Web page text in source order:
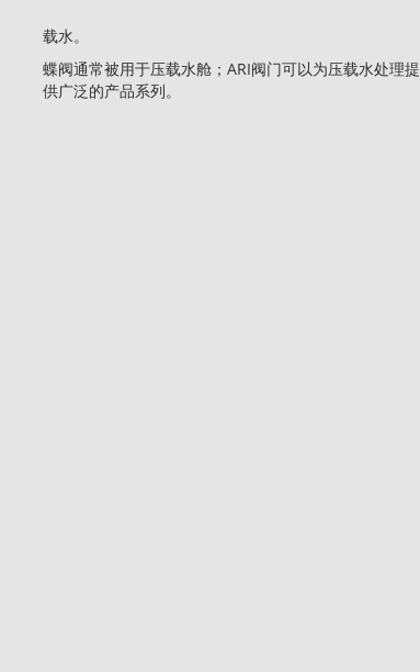
载水。
蝶阀通常被用于压载水舱；ARI阀门可以为压载水处理提
供广泛的产品系列。